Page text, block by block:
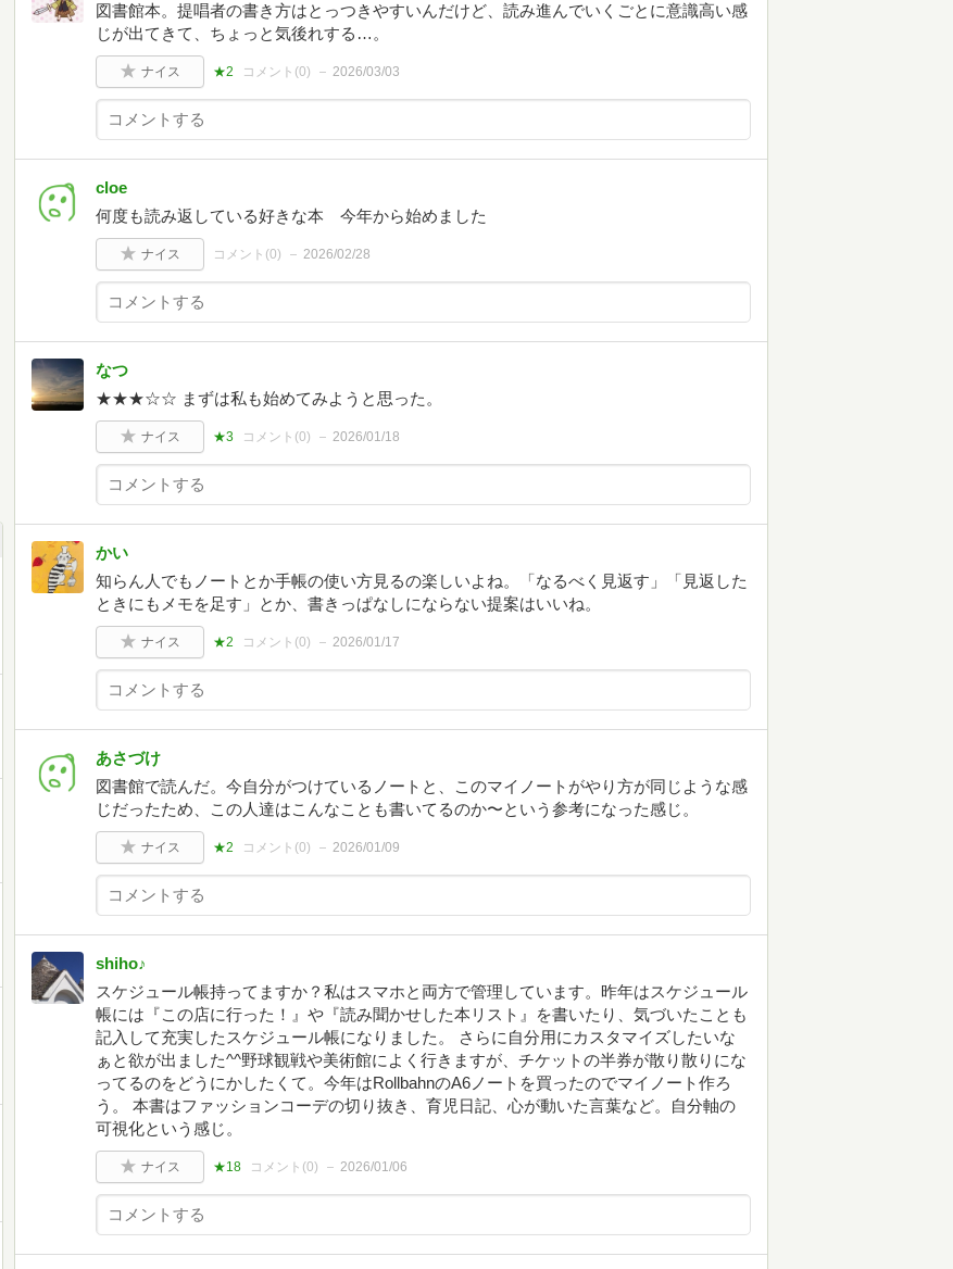
図書館本。提唱者の書き方はとっつきやすいんだけど、読み進んでいくごとに意識高い感
じが出てきて、ちょっと気後れする…。
ナイス ★2 コメント(0) 2026/03/03
cloe
何度も読み返している好きな本 今年から始めました
ナイス コメント(0) 2026/02/28
なつ
★★★☆☆ まずは私も始めてみようと思った。
ナイス ★3 コメント(0) 2026/01/18
かい
知らん人でもノートとか手帳の使い方見るの楽しいよね。「なるべく見返す」「見返した
ときにもメモを足す」とか、書きっぱなしにならない提案はいいね。
ナイス ★2 コメント(0) 2026/01/17
あさづけ
図書館で読んだ。今自分がつけているノートと、このマイノートがやり方が同じような感
じだったため、この人達はこんなことも書いてるのか〜という参考になった感じ。
ナイス ★2 コメント(0) 2026/01/09
shiho♪
スケジュール帳持ってますか？私はスマホと両方で管理しています。昨年はスケジュール
帳には『この店に行った！』や『読み聞かせした本リスト』を書いたり、気づいたことも
記入して充実したスケジュール帳になりました。 さらに自分用にカスタマイズしたいな
ぁと欲が出ました^^野球観戦や美術館によく行きますが、チケットの半券が散り散りにな
ってるのをどうにかしたくて。今年はRollbahnのA6ノートを買ったのでマイノート作ろ
う。 本書はファッションコーデの切り抜き、育児日記、心が動いた言葉など。自分軸の
可視化という感じ。
ナイス ★18 コメント(0) 2026/01/06